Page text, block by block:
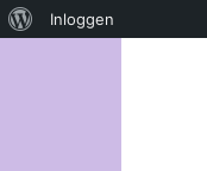
Over
Inloggen